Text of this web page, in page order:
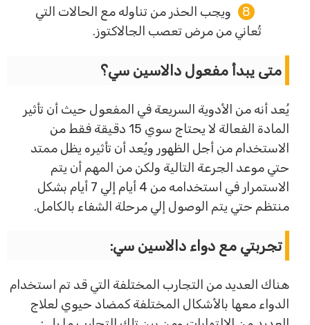
ويجب الحذر من تناوله مع الحالات التي
تُعاني من مرض تعصب الجالاكتوز.
متى يبدأ مفعول دالاسين سي؟
يُعد أنه من الأدوية السريعة في المفعول حيث أن تأثير
المادة الفعالة لا يحتاج سوي 15 دقيقة فقط من
الاستخدام من أجل الظهور ويُعد أن تأثيره يظل ممتد
حتي موعد الجرعة التالية ولكن من المهم أن يتم
الاستمرار في استخدامه من 4 أيام إلي 7 أيام بشكل
منتظم حتي يتم الوصول إلي مرحلة الشفاء بالكامل.
تجربتي مع دواء دالاسين سي:
هناك العديد من التجارب المختلفة التي قد تم استخدام
الدواء معها بالأشكال المختلفة كمضاد حيوي لعلاج